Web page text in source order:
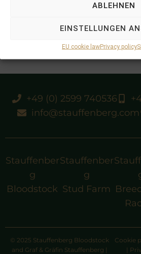
ABLEHNEN
EINSTELLUNGEN
EU cookie lawPrivacy policy
+49 (0) 2599 740536
info@stauffenberg.com
Stauffenber
g
Bloodstock
Stauffenber
g
Stud Farm
© 2025 Stauffenberg Bloodstock
and Graf & Gräfin Stauffenberg |
Cookie
|